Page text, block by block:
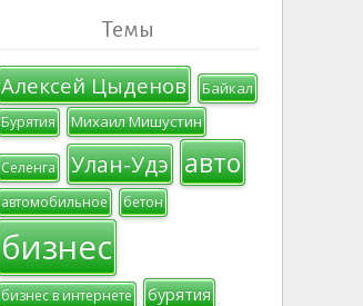
Темы
Алексей Цыденов Байкал
Бурятия Михаил Мишустин
Селенга Улан-Удэ авто
автомобильное бетон
бизнес
бизнес в интернете бурятия